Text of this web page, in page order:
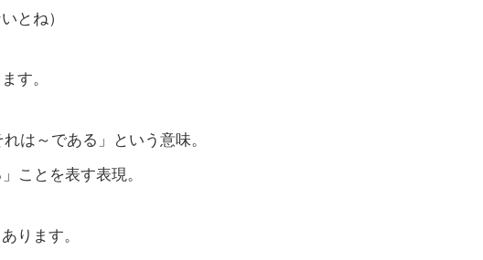
とね）
す。
は～である」という意味。
ことを表す表現。
ります。